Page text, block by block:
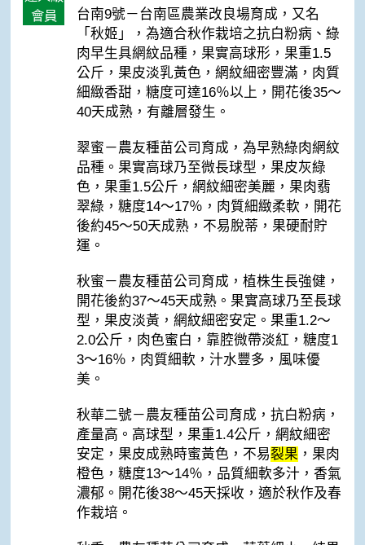
會員
台南9號－台南區農業改良場育成，又名
「秋姬」，為適合秋作栽培之抗白粉病、綠
肉早生具網紋品種，果實高球形，果重1.5
公斤，果皮淡乳黃色，網紋細密豐滿，肉質
細緻香甜，糖度可達16％以上，開花後35～
40天成熟，有離層發生。
翠蜜－農友種苗公司育成，為早熟綠肉網紋
品種。果實高球乃至微長球型，果皮灰綠
色，果重1.5公斤，網紋細密美麗，果肉翡
翠綠，糖度14～17％，肉質細緻柔軟，開花
後約45～50天成熟，不易脫蒂，果硬耐貯
運。
秋蜜－農友種苗公司育成，植株生長強健，
開花後約37～45天成熟。果實高球乃至長球
型，果皮淡黃，網紋細密安定。果重1.2～
2.0公斤，肉色蜜白，靠腔微帶淡紅，糖度1
3～16％，肉質細軟，汁水豐多，風味優
美。
秋華二號－農友種苗公司育成，抗白粉病，
產量高。高球型，果重1.4公斤，網紋細密
安定，果皮成熟時蜜黃色，不易裂果 ，果肉
橙色，糖度13～14％，品質細軟多汁，香氣
濃郁。開花後38～45天採收，適於秋作及春
作栽培。